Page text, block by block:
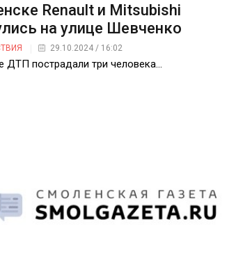
Renault и Mitsubishi
на улице Шевченко
29.10.2024 / 16:02
ДТП пострадали три человека…